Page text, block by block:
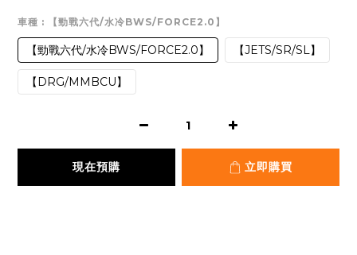
車種 : 【勁戰六代/水冷BWS/FORCE2.0】
【勁戰六代/水冷BWS/FORCE2.0】 【JETS/SR/SL】
【DRG/MMBCU】
現在預購 立即購買